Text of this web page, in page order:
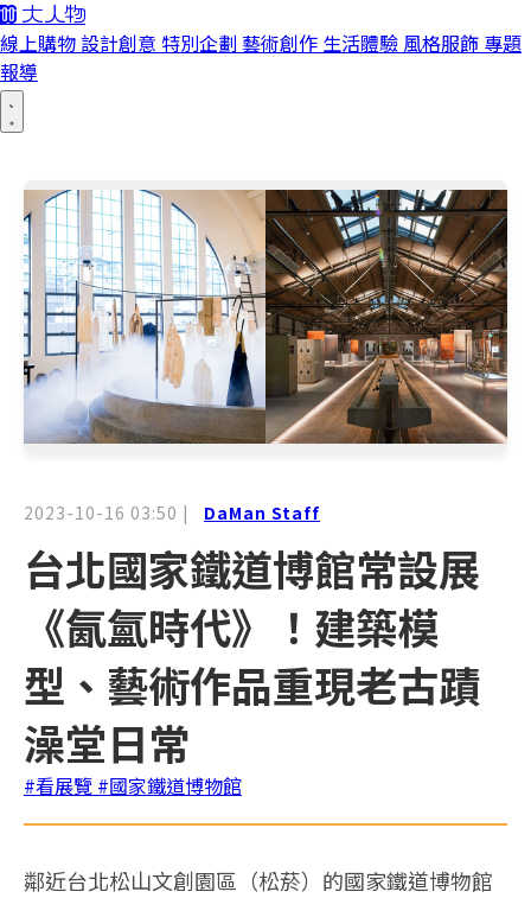
線上購物 設計創意 特別企劃 藝術創作 生活體驗 風格服飾 專題
報導
2023-10-16 03:50 | DaMan Staff
台北國家鐵道博館常設展
《氤氳時代》！建築模
型、藝術作品重現老古蹟
澡堂日常
#看展覽 #國家鐵道博物館
鄰近台北松山文創園區（松菸）的國家鐵道博物館